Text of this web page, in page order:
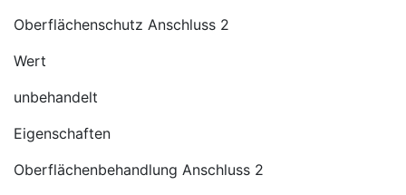
Oberflächenschutz Anschluss 2
Wert
unbehandelt
Eigenschaften
Oberflächenbehandlung Anschluss 2